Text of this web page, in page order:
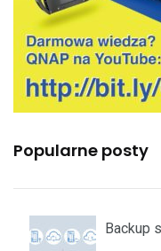
Popularne posty
Backup